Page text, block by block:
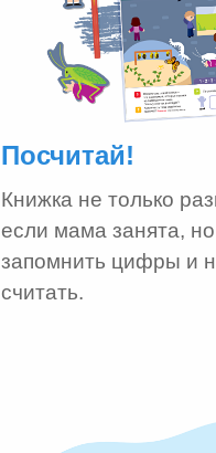
Посчитай!
Книжка не только
если мама занята,
запомнить цифры и
считать.